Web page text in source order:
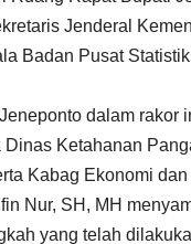
Jenderal
Badan Pusat
dalam
Ketahanan
Kabag Ekonomi
Nur, SH, MH
yang telah